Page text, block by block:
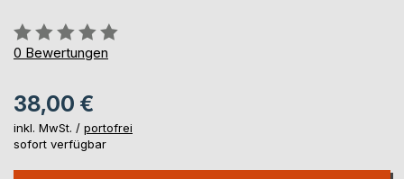
Bewertung::
0%
0 Bewertungen
38,00 €
inkl. MwSt. / portofrei
sofort verfügbar